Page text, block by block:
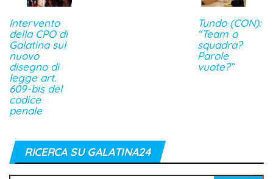
Intervento
della CPO di
Galatina sul
nuovo
disegno di
legge art.
609-bis del
codice
penale
Tundo (CON):
“Team o
squadra?
Parole
vuote?”
RICERCA SU GALATINA24